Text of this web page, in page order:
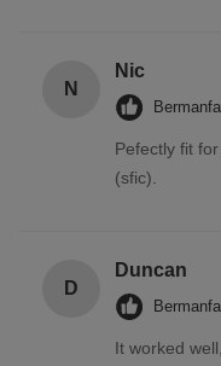
N
Nic
Pefectly fit
(sfic).
D
Duncan
It worked